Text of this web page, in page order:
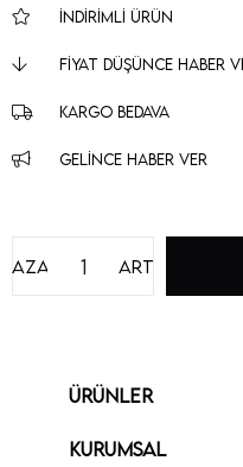
İNDIRIMLI ÜRÜN
FIYAT DÜŞÜNCE HABER
KARGO BEDAVA
GELINCE HABER VER
Artır
Azalt
ÜRÜNLER
KURUMSAL